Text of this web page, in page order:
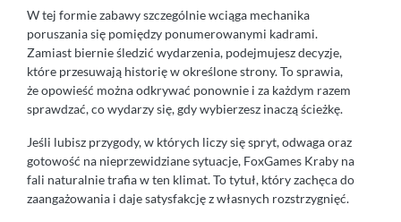
W tej formie zabawy szczególnie wciąga mechanika
poruszania się pomiędzy ponumerowanymi kadrami.
Zamiast biernie śledzić wydarzenia, podejmujesz decyzje,
które przesuwają historię w określone strony. To sprawia,
że opowieść można odkrywać ponownie i za każdym razem
sprawdzać, co wydarzy się, gdy wybierzesz inaczą ścieżkę.
Jeśli lubisz przygody, w których liczy się spryt, odwaga oraz
gotowość na nieprzewidziane sytuacje, FoxGames Kraby na
fali naturalnie trafia w ten klimat. To tytuł, który zachęca do
zaangażowania i daje satysfakcję z własnych rozstrzygnięć.